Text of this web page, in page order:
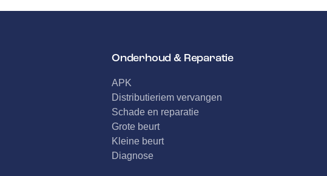
Onderhoud & Reparatie
APK
Distributieriem vervangen
Schade en reparatie
Grote beurt
Kleine beurt
Diagnose